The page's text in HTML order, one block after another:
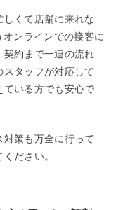
くて店舗に来れな
ンラインでの接客に
契約まで一連の流れ
タッフが対応して
ている方でも安心で
策も万全に行って
ださい。